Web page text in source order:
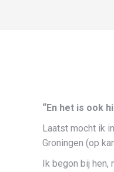
“En het is ook
Laatst mocht ik
Groningen (op
Ik begon bij hen,